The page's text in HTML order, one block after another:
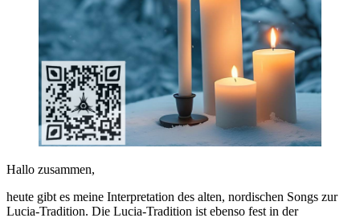
Hallo zusammen,
heute gibt es meine Interpretation des alten, nordischen Songs zur
Lucia-Tradition. Die Lucia-Tradition ist ebenso fest in der